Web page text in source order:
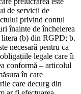
de servicii de
privind contul
înainte de încheierea
(b) din RGPD; b.
necesară pentru ca
legale care îi
conformă – articolul
în care
care decurg din